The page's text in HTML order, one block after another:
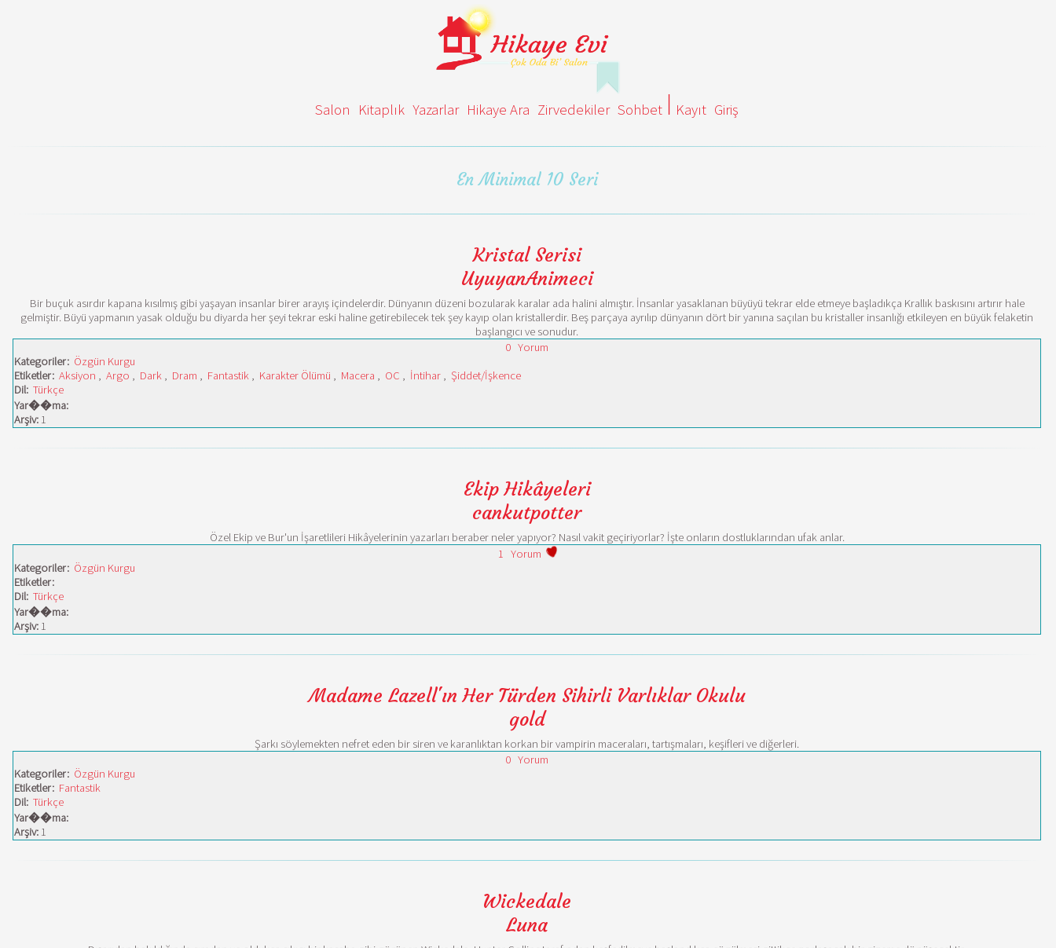
Salon Kitaplık Yazarlar Hikaye Ara Zirvedekiler Sohbet Kayıt Giriş
En Minimal 10 Seri
Kristal Serisi
UyuyanAnimeci
Bir buçuk asırdır kapana kısılmış gibi yaşayan insanlar birer arayış içindelerdir. Dünyanın düzeni bozularak karalar ada halini almıştır. İnsanlar yasaklanan büyüyü tekrar elde etmeye başladıkça Krallık baskısını artırır hale
gelmiştir. Büyü yapmanın yasak olduğu bu diyarda her şeyi tekrar eski haline getirebilecek tek şey kayıp olan kristallerdir. Beş parçaya ayrılıp dünyanın dört bir yanına saçılan bu kristaller insanlığı etkileyen en büyük felaketin
başlangıcı ve sonudur.
0 Yorum
Kategoriler: Özgün Kurgu
Etiketler: Aksiyon , Argo , Dark , Dram , Fantastik , Karakter Ölümü , Macera , OC , İntihar , Şiddet/İşkence
Dil: Türkçe
Yar��ma:
Arşiv: 1
Ekip Hikâyeleri
cankutpotter
Özel Ekip ve Bur'un İşaretlileri Hikâyelerinin yazarları beraber neler yapıyor? Nasıl vakit geçiriyorlar? İşte onların dostluklarından ufak anlar.
1 Yorum
Kategoriler: Özgün Kurgu
Etiketler:
Dil: Türkçe
Yar��ma:
Arşiv: 1
Madame Lazell'ın Her Türden Sihirli Varlıklar Okulu
gold
Şarkı söylemekten nefret eden bir siren ve karanlıktan korkan bir vampirin maceraları, tartışmaları, keşifleri ve diğerleri.
0 Yorum
Kategoriler: Özgün Kurgu
Etiketler: Fantastik
Dil: Türkçe
Yar��ma:
Arşiv: 1
Wickedale
Luna